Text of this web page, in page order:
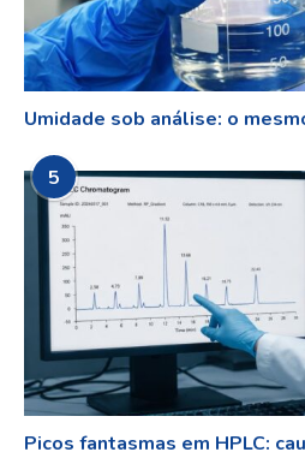
Umidade sob análise: o
5
Picos fantasmas em HPLC: